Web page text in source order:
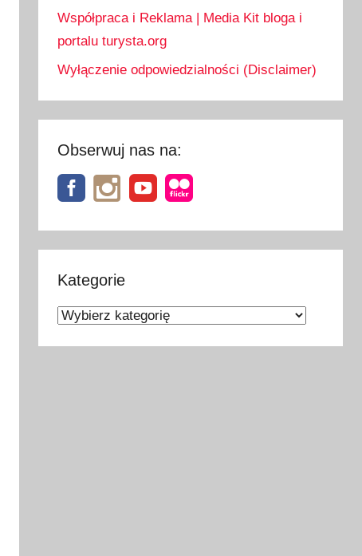
Współpraca i Reklama | Media Kit bloga i
portalu turysta.org
Wyłączenie odpowiedzialności (Disclaimer)
Obserwuj nas na:
Kategorie
Kategorie